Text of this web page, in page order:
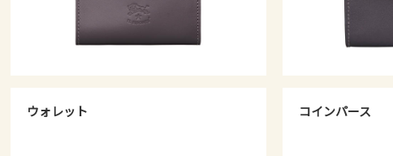
ウォレット コインパース